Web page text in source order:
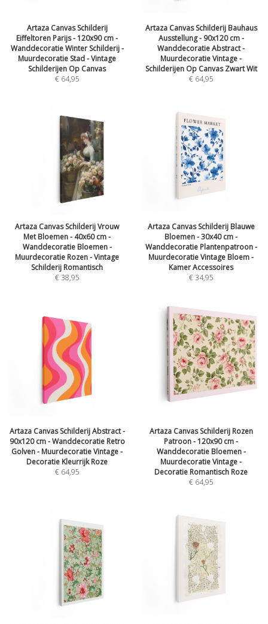
Artaza Canvas Schilderij
Eiffeltoren Parijs - 120x90 cm -
Wanddecoratie Winter Schilderij -
Muurdecoratie Stad - Vintage
Schilderijen Op Canvas
€ 64,95
Artaza Canvas Schilderij Bauhaus
Ausstellung - 90x120 cm -
Wanddecoratie Abstract -
Muurdecoratie Vintage -
Schilderijen Op Canvas Zwart Wit
€ 64,95
Artaza Canvas Schilderij Vrouw
Met Bloemen - 40x60 cm -
Wanddecoratie Bloemen -
Muurdecoratie Rozen - Vintage
Schilderij Romantisch
€38,95
Artaza Canvas Schilderij Blauwe
Bloemen - 30x40 cm -
Wanddecoratie Plantenpatroon -
Muurdecoratie Vintage Bloem -
Kamer Accessoires
€34,95
Artaza Canvas Schilderij Abstract -
90x120 cm - Wanddecoratie Retro
Golven - Muurdecoratie Vintage -
Decoratie Kleurrijk Roze
€ 64,95
Artaza Canvas Schilderij Rozen
Patroon - 120x90 cm -
Wanddecoratie Bloemen -
Muurdecoratie Vintage -
Decoratie Romantisch Roze
€ 64,95